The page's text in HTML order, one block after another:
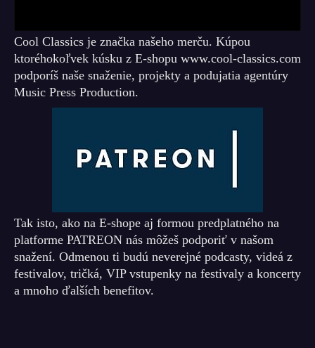
Cool Classics je značka našeho merču. Kúpou
ktoréhokoľvek kúsku z E-shopu www.cool-classics.com
podporíš naše snaženie, projekty a podujatia agentúry
Music Press Production.
Tak isto, ako na E-shope aj formou predplatného na
platforme PATREON nás môžeš podporiť v našom
snažení. Odmenou ti budú neverejné podcasty, videá z
festivalov, tričká, VIP vstupenky na festivaly a koncerty
a mnoho ďalších benefitov.